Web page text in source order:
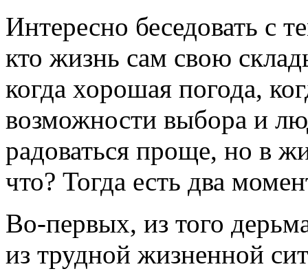
Интересно беседовать с
кто жизнь сам свою
когда хорошая погода,
возможности выбора и
радоваться проще, но в
что? Тогда есть два
Во-первых, из того
из трудной жизненной